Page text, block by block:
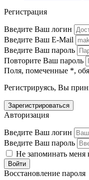
Регистрация
Введите Ваш логин
Введите Ваш E-Mail
Введите Ваш пароль
Повторите Ваш пароль
Поля, помеченные *,
Регистрируясь, Вы
Авторизация
Введите Ваш логин
Введите Ваш пароль
Не запоминать меня
Восстановление пароля